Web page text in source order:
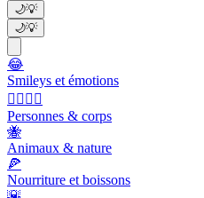
🌙💡
🌙💡
😂
Smileys et émotions
👩‍❤️‍💋‍👨
Personnes & corps
🐝
Animaux & nature
🍕
Nourriture et boissons